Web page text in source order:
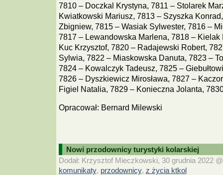
7810 – Doczkal Krystyna, 7811 – Stolarek
Kwiatkowski Mariusz, 7813 – Szyszka
Zbigniew, 7815 – Wasiak Sylwester, 7816 –
7817 – Lewandowska Marlena, 7818 – Kielak
Kuc Krzysztof, 7820 – Radajewski Robert,
Sylwia, 7822 – Miaskowska Danuta, 7823 –
7824 – Kowalczyk Tadeusz, 7825 –
7826 – Dyszkiewicz Mirosława, 7827 –
Figiel Natalia, 7829 – Konieczna Jolanta,
Opracował: Bernard Milewski
Nowi przodownicy turystyki kolarskiej
Dodał: Krzysztof Mieczkowski, 30 grudnia 2022
komunikaty, przodownicy, z życia ktkol